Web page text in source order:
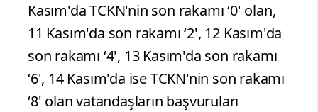
Kasım'da TCKN'nin son rakamı ‘0' olan,
11 Kasım'da son rakamı ‘2', 12 Kasım'da
son rakamı ‘4', 13 Kasım'da son rakamı
‘6', 14 Kasım'da ise TCKN'nin son rakamı
‘8' olan vatandaşların başvuruları